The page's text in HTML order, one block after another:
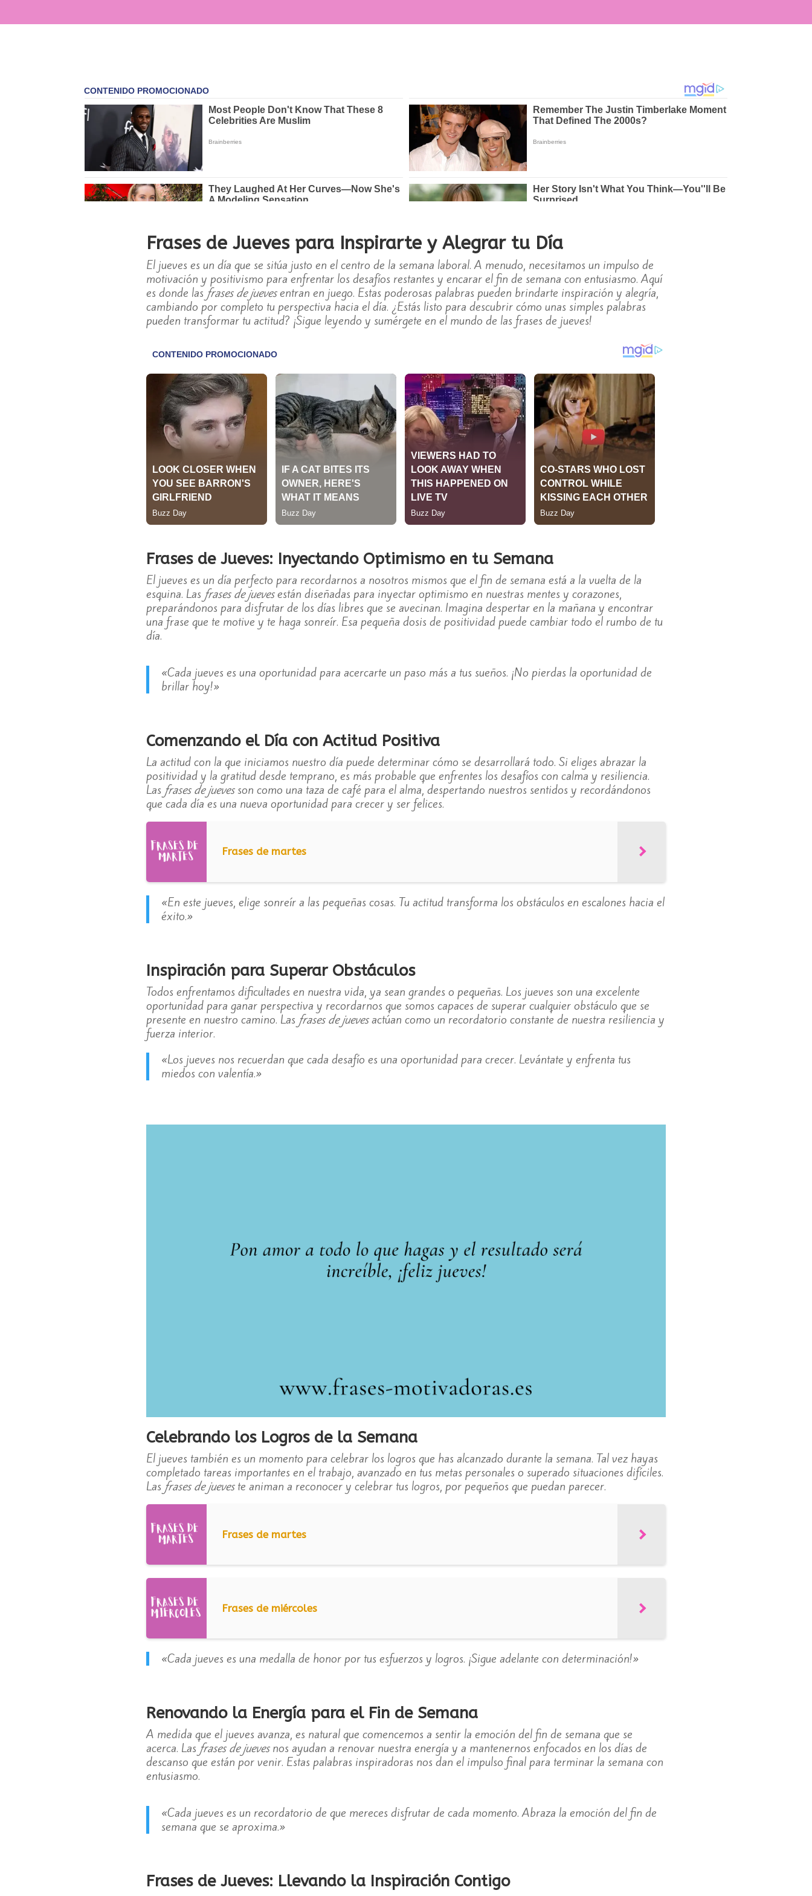
Frases de Jueves para Inspirarte y Alegrar tu Día
El jueves es un día que se sitúa justo en el centro de la semana laboral. A menudo, necesitamos un impulso de
motivación y positivismo para enfrentar los desafíos restantes y encarar el fin de semana con entusiasmo. Aquí
es donde las frases de juevesentran en juego. Estas poderosas palabras pueden brindarte inspiración y alegría,
cambiando por completo tu perspectiva hacia el día. ¿Estás listo para descubrir cómo unas simples palabras
pueden transformar tu actitud? ¡Sigue leyendo y sumérgete en el mundo de las frases de jueves!
Frases de Jueves: Inyectando Optimismo en tu Semana
El jueves es un día perfecto para recordarnos a nosotros mismos que el fin de semana está a la vuelta de la
esquina. Las frases de juevesestán diseñadas para inyectar optimismo en nuestras mentes y corazones,
preparándonos para disfrutar de los días libres que se avecinan. Imagina despertar en la mañana y encontrar
una frase que te motive y te haga sonreír. Esa pequeña dosis de positividad puede cambiar todo el rumbo de tu
día.
«Cada jueves es una oportunidad para acercarte un paso más a tus sueños. ¡No pierdas la oportunidad de
brillar hoy!»
Comenzando el Día con Actitud Positiva
La actitud con la que iniciamos nuestro día puede determinar cómo se desarrollará todo. Si eliges abrazar la
positividad y la gratitud desde temprano, es más probable que enfrentes los desafíos con calma y resiliencia.
Las frases de juevesson como una taza de café para el alma, despertando nuestros sentidos y recordándonos
que cada día es una nueva oportunidad para crecer y ser felices.
Frases de martes
«En este jueves, elige sonreír a las pequeñas cosas. Tu actitud transforma los obstáculos en escalones hacia el
éxito.»
Inspiración para Superar Obstáculos
Todos enfrentamos dificultades en nuestra vida, ya sean grandes o pequeñas. Los jueves son una excelente
oportunidad para ganar perspectiva y recordarnos que somos capaces de superar cualquier obstáculo que se
presente en nuestro camino. Las frases de juevesactúan como un recordatorio constante de nuestra resiliencia y
fuerza interior.
«Los jueves nos recuerdan que cada desafío es una oportunidad para crecer. Levántate y enfrenta tus
miedos con valentía.»
Celebrando los Logros de la Semana
El jueves también es un momento para celebrar los logros que has alcanzado durante la semana. Tal vez hayas
completado tareas importantes en el trabajo, avanzado en tus metas personales o superado situaciones difíciles.
Las frases de jueveste animan a reconocer y celebrar tus logros, por pequeños que puedan parecer.
Frases de martes
Frases de miércoles
«Cada jueves es una medalla de honor por tus esfuerzos y logros. ¡Sigue adelante con determinación!»
Renovando la Energía para el Fin de Semana
A medida que el jueves avanza, es natural que comencemos a sentir la emoción del fin de semana que se
acerca. Las frases de juevesnos ayudan a renovar nuestra energía y a mantenernos enfocados en los días de
descanso que están por venir. Estas palabras inspiradoras nos dan el impulso final para terminar la semana con
entusiasmo.
«Cada jueves es un recordatorio de que mereces disfrutar de cada momento. Abraza la emoción del fin de
semana que se aproxima.»
Frases de Jueves: Llevando la Inspiración Contigo